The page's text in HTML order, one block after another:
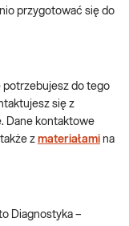
przygotować się do
potrzebujesz do tego
się z
Dane kontaktowe
z materiałami na
Diagnostyka –